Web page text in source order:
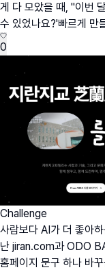
게 다 모았을 때, "이번
수 있었나요?'빠르게 만
0
Challenge
사람보다 AI가 더 좋아
난 jiran.com과 ODO
홈페이지 문구 하나 바